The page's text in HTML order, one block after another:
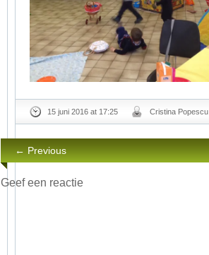
15 juni 2016 at 17:25 Cristina Popescu
← Previous
Geef een reactie